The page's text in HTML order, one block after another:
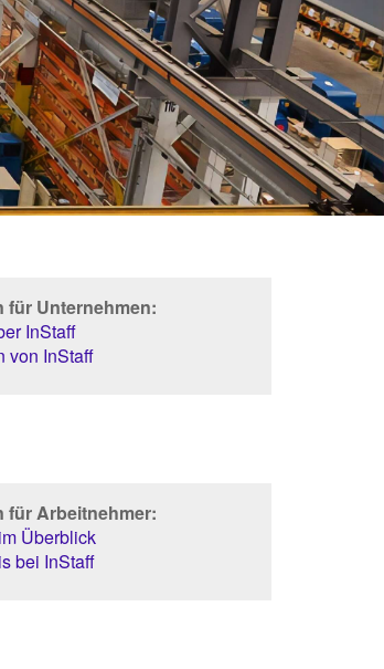
für Unternehmen:
InStaff
von InStaff
für Arbeitnehmer:
Überblick
bei InStaff